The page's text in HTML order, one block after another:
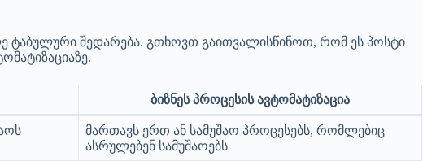
ტაბულური შედარება. გთხოვთ გაითვალისწინოთ, რომ ეს პოსტი
ბიზნეს პროცესის ავტომატიზაცია
მართავს ერთ ან სამუშაო პროცესებს, რომლებიც
ასრულებენ სამუშაოებს